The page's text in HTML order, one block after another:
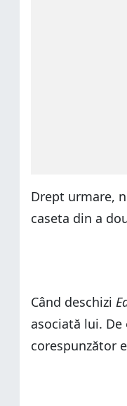
Drept urmare,
caseta din a
Când deschizi
asociată lui.
corespunzător